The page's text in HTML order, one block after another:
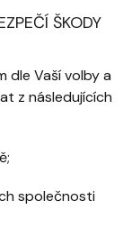
ŠKODY
dle Vaší volby a
z následujících
společnosti